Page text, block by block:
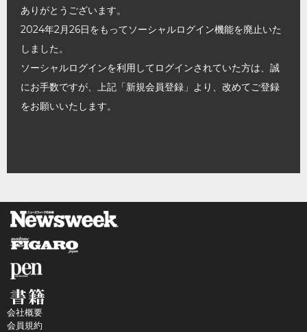
ありがとうございます。
2024年2月26日をもってソーシャルログイン機能を廃止いた
しました。
ソーシャルログインを利用してログインされていた方は、誠
にお手数ですが、上記「新規会員登録」より、改めてご登録
をお願いいたします。
会社概要
会員規約